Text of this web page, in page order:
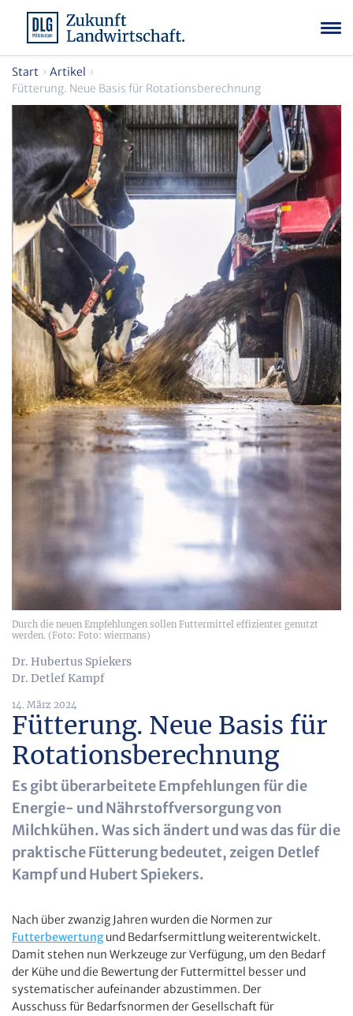
Start
Artikel
Fütterung. Neue Basis für Rotationsberechnung
Durch die neuen Empfehlungen sollen Futtermittel effizienter genutzt
werden. (Foto: Foto: wiermans)
Dr. Hubertus Spiekers
Dr. Detlef Kampf
14. März 2024
Fütterung. Neue Basis für
Rotationsberechnung
Es gibt überarbeitete Empfehlungen für die
Energie- und Nährstoffversorgung von
Milchkühen. Was sich ändert und was das für die
praktische Fütterung bedeutet, zeigen Detlef
Kampf und Hubert Spiekers.
Nach über zwanzig Jahren wurden die Normen zur
Futterbewertungund Bedarfsermittlung weiterentwickelt.
Damit stehen nun Werkzeuge zur Verfügung, um den Bedarf
der Kühe und die Bewertung der Futtermittel besser und
systematischer aufeinander abzustimmen. Der
Ausschuss für Bedarfsnormen der Gesellschaft für